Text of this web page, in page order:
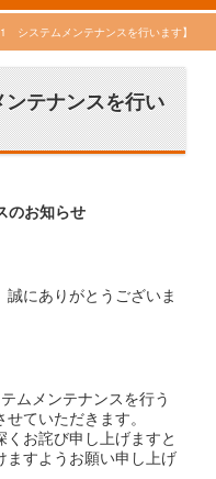
システムメンテナンスを行います】
テナンスを行い
のお知らせ
にありがとうございま
ムメンテナンスを行う
ていただきます。
お詫び申し上げますと
ますようお願い申し上げ